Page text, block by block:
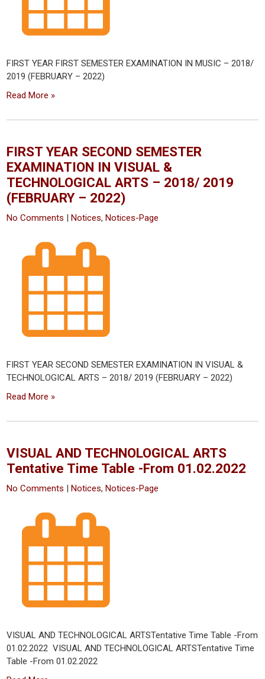
FIRST YEAR FIRST SEMESTER EXAMINATION IN MUSIC – 2018/
2019 (FEBRUARY – 2022)
Read More »
FIRST YEAR SECOND SEMESTER
EXAMINATION IN VISUAL &
TECHNOLOGICAL ARTS – 2018/ 2019
(FEBRUARY – 2022)​
No Comments |Notices,Notices-Page
FIRST YEAR SECOND SEMESTER EXAMINATION IN VISUAL &
TECHNOLOGICAL ARTS – 2018/ 2019 (FEBRUARY – 2022)
Read More »
VISUAL AND TECHNOLOGICAL ARTS
Tentative Time Table -From 01.02.2022 ​
No Comments |Notices,Notices-Page
VISUAL AND TECHNOLOGICAL ARTSTentative Time Table -From
01.02.2022 ​ VISUAL AND TECHNOLOGICAL ARTSTentative Time
Table -From 01.02.2022